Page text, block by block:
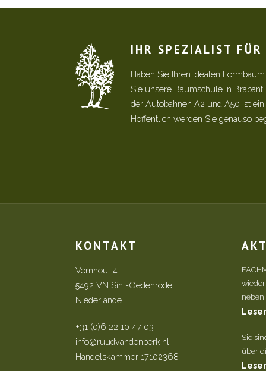
IHR SPEZIALIST FÜR
Haben Sie Ihren idealen
Sie unsere Baumschule in
der Autobahnen A2 und A50 ist
Hoffentlich werden Sie genauso
KONTAKT
Vernhout 4
5492 VN Sint-Oedenrode
Niederlande
+31 (0)6 22 10 47 03
info@ruudvandenberk.nl
Handelskammer 17102368
neben
Sie
über